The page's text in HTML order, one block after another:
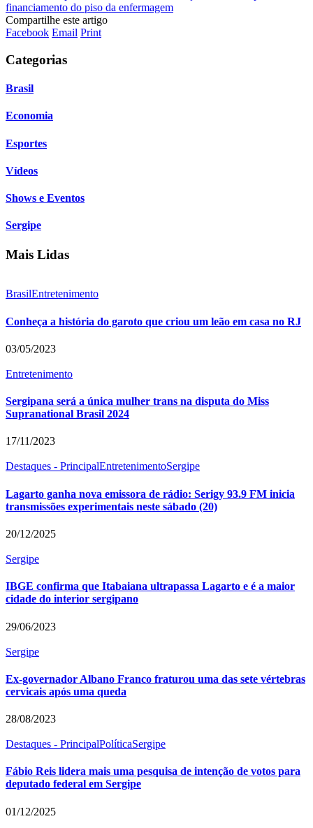
financiamento do piso da enfermagem
Compartilhe este artigo
Facebook Email Print
Categorias
Brasil
Economia
Esportes
Vídeos
Shows e Eventos
Sergipe
Mais Lidas
BrasilEntretenimento
Conheça a história do garoto que criou um leão em casa no RJ
03/05/2023
Entretenimento
Sergipana será a única mulher trans na disputa do Miss
Supranational Brasil 2024
17/11/2023
Destaques - PrincipalEntretenimentoSergipe
Lagarto ganha nova emissora de rádio: Serigy 93.9 FM inicia
transmissões experimentais neste sábado (20)
20/12/2025
Sergipe
IBGE confirma que Itabaiana ultrapassa Lagarto e é a maior
cidade do interior sergipano
29/06/2023
Sergipe
Ex-governador Albano Franco fraturou uma das sete vértebras
cervicais após uma queda
28/08/2023
Destaques - PrincipalPolíticaSergipe
Fábio Reis lidera mais uma pesquisa de intenção de votos para
deputado federal em Sergipe
01/12/2025